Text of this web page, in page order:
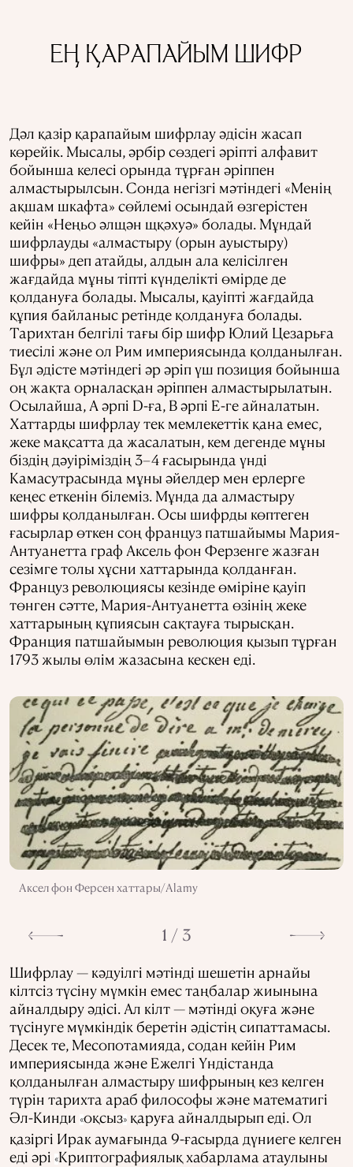
ЕҢ ҚАРАПАЙЫМ ШИФР
Дәл қазір қарапайым шифрлау әдісін жасап
көрейік. Мысалы, әрбір сөздегі әріпті алфавит
бойынша келесі орында тұрған әріппен
алмастырылсын. Сонда негізгі мәтіндегі «Менің
ақшам шкафта» сөйлемі осындай өзгерістен
кейін «Неңьо әлщән щқәхуә» болады. Мұндай
шифрлауды «алмастыру (орын ауыстыру)
шифры» деп атайды, алдын ала келісілген
жағдайда мұны тіпті күнделікті өмірде де
қолдануға болады. Мысалы, қауіпті жағдайда
құпия байланыс ретінде қолдануға болады.
Тарихтан белгілі тағы бір шифр Юлий Цезарьға
тиесілі және ол Рим империясында қолданылған.
Бұл әдісте мәтіндегі әр әріп үш позиция бойынша
оң жақта орналасқан әріппен алмастырылатын.
Осылайша, A әрпі D-ға, B әрпі E-ге айналатын.
Хаттарды шифрлау тек мемлекеттік қана емес,
жеке мақсатта да жасалатын, кем дегенде мұны
біздің дәуіріміздің 3–4 ғасырында үнді
Камасутрасында мұны әйелдер мен ерлерге
кеңес еткенін білеміз. Мұнда да алмастыру
шифры қолданылған. Осы шифрды көптеген
ғасырлар өткен соң француз патшайымы Мария-
Антуанетта граф Аксель фон Ферзенге жазған
сезімге толы хұсни хаттарында қолданған.
Француз революциясы кезінде өміріне қауіп
төнген сәтте, Мария-Антуанетта өзінің жеке
хаттарының құпиясын сақтауға тырысқан.
Франция патшайымын революция қызып тұрған
1793 жылы өлім жазасына кескен еді.
Аксел фон Ферсен хаттары/Alamy
1 / 3
Шифрлау — кәдуілгі мәтінді шешетін арнайы
кілтсіз түсіну мүмкін емес таңбалар жиынына
айналдыру әдісі. Ал кілт — мәтінді оқуға және
түсінуге мүмкіндік беретін әдістің сипаттамасы.
Десек те, Месопотамияда, содан кейін Рим
империясында және Ежелгі Үндістанда
қолданылған алмастыру шифрының кез келген
түрін тарихта араб философы және математигі
Әл-Кинди «оқсыз» қаруға айналдырып еді. Ол
қазіргі Ирак аумағында 9-ғасырда дүниеге келген
еді әрі «Криптографиялық хабарлама атаулыны